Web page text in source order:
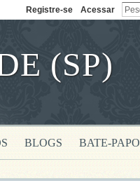
Registre-se Acessar
(SP)
BLOGS BATE-PAPO